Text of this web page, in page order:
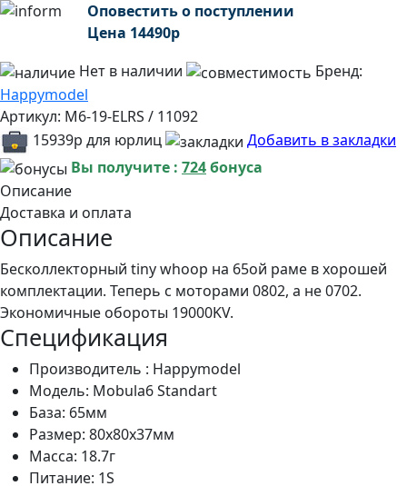
Оповестить о поступлении
Цена 14490р
Нет в наличии
Бренд:
Happymodel
Артикул: M6-19-ELRS / 11092
15939р для юрлиц
Добавить в закладки
Вы получите : 724бонуса
Описание
Доставка и оплата
Описание
Бесколлекторный tiny whoop на 65ой раме в хорошей
комплектации. Теперь с моторами 0802, а не 0702.
Экономичные обороты 19000KV.
Спецификация
Производитель : Happymodel
Модель: Mobula6 Standart
База: 65мм
Размер: 80х80х37мм
Масса: 18.7г
Питание: 1S